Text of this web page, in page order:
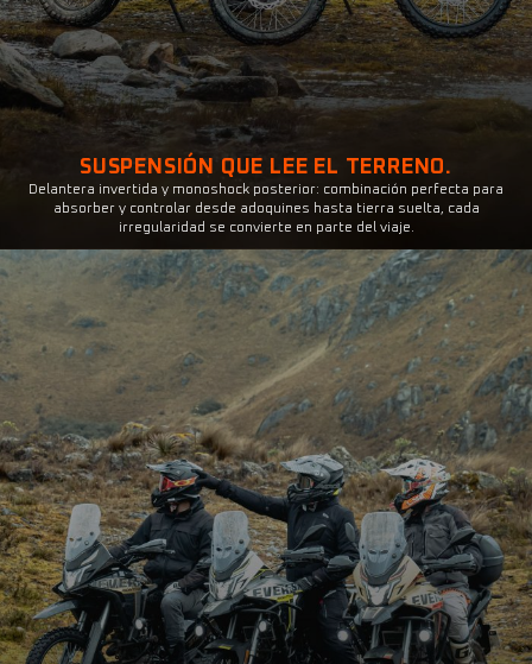
SUSPENSIÓN QUE LEE EL TERRENO.
Delantera invertida y monoshock posterior: combinación perfecta para
absorber y controlar desde adoquines hasta tierra suelta, cada
irregularidad se convierte en parte del viaje.